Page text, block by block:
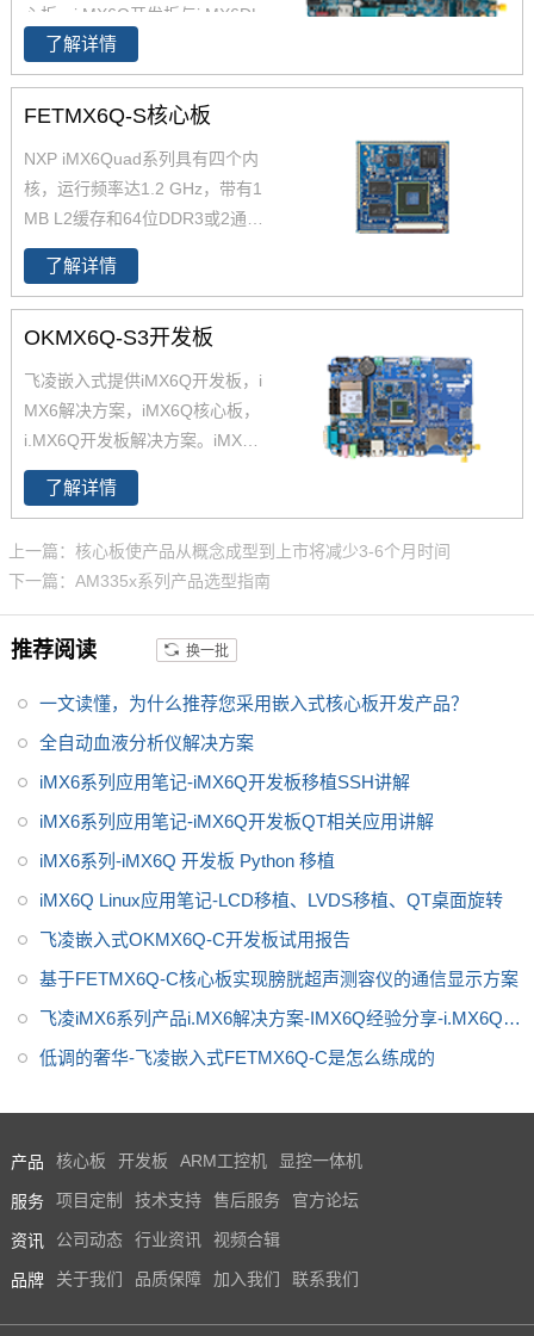
心板。i.MX6Q开发板与i.MX6DL
开发板资源丰富，原理图、PC
B、软件资源、硬件资源下载，
技术支持等。欢迎选购
了解详情
FETMX6Q-S核心板
NXP iMX6Quad系列具有四个内
核，运行频率达1.2 GHz，带有1
MB L2缓存和64位DDR3或2通
道、32位LPDDR2支持。飞凌提
供商业级iMX6Q核心板,工业级iM
X6Q核心板,兼容一同底板。具有
抗震,抗氧化,抗干扰,更快速升级
发板,飞思卡尔imx6提供者,imx6
系列产品现已畅销全国,欢迎咨询!
了解详情
OKMX6Q-S3开发板
飞凌嵌入式提供iMX6Q开发板，i
MX6解决方案，iMX6Q核心板，
i.MX6Q开发板解决方案。iMX6Q
稳定、快速、性价比高，欢迎选
购 NXP iMX6系列芯片全支持，
了解详情
上一篇：核心板使产品从概念成型到上市将减少3-6个月时间
下一篇：AM335x系列产品选型指南
推荐阅读 换一批
一文读懂，为什么推荐您采用嵌入式核心板开发产品？
全自动血液分析仪解决方案
iMX6系列应用笔记-iMX6Q开发板移植SSH讲解
iMX6系列应用笔记-iMX6Q开发板QT相关应用讲解
iMX6系列-iMX6Q 开发板 Python 移植
iMX6Q Linux应用笔记-LCD移植、LVDS移植、QT桌面旋转
飞凌嵌入式OKMX6Q-C开发板试用报告
基于FETMX6Q-C核心板实现膀胱超声测容仪的通信显示方案
飞凌iMX6系列产品i.MX6解决方案-IMX6Q经验分享-i.MX6Q系
列常见问题解决
低调的奢华-飞凌嵌入式FETMX6Q-C是怎么练成的
产品 核心板 开发板 ARM工控机 显控一体机
服务 项目定制 技术支持 售后服务 官方论坛
资讯 公司动态 行业资讯 视频合辑
品牌 关于我们 品质保障 加入我们 联系我们